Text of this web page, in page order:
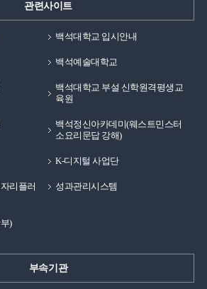
관련사이트
백석대학교 입시안내
백석예술대학교
백석대학교 부설 신학원격평생교
육원
백석정신아카데미(웨스트민스터
소요리문답 강해)
K-디지털 사업단
리플러
성과관리시스템
)
부속기관